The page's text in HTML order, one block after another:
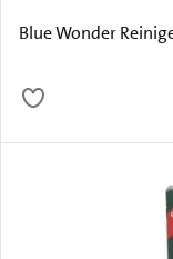
Blue Wonder